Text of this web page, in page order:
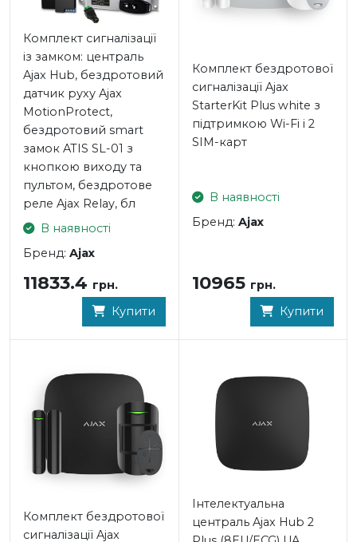
розширюється і вдосконалюється, оновлюється по
повітрю без участі користувачів.
Технічні характеристики централі Ajax Hub 2 Plus
- Макс. кількість підключених пристроїв: 200
- Макс. кількість підключених камер: 100
- Макс. кількість користувачів: 200
- Макс. кількість груп охорони: 25
- Кількість ReX, що підключаються: 5
- Сценаріїв: 64
- Частота бездротових датчиків: протокол Jeweller
(868 МГц)
- Канали зв'язку: 2G (GSM900/DCS1800 (B3/B8)), 3G
(WCDMA 850/900/2100 (B1/B5/B8)), LTE (FDD
B1/B3/B5/B7/B8/B20), Wi-Fi (802.11 b/g/n), Ethernet
- Підтримка датчиків MotionCam: є
- Відправка тривоги: дзвінок, СМС, Push-повідомлення
- Резервний акумулятор: Li-Ion 3 А*год
- Живлення: 110 - 240 В AC
- Споживання: 10 Вт
- Діапазон робочих температур: -10°С ~ + 40°С
- Розміри: 163 x 163 x 36 мм
Встановлення та налаштування Ajax Hub 2 Plus white
Централь готова до роботи «з коробки». Досить
підключити її до Інтернету і електромережі, а потім
відсканувати QR-код за допомогою мобільного
Комплект сигналізації
із замком: централь
Ajax Hub, бездротовий
датчик руху Ajax
MotionProtect,
бездротовий smart
замок ATIS SL-01 з
кнопкою виходу та
пультом, бездротове
реле Ajax Relay, бл
В наявності
Бренд: Ajax
11833.4 грн.
Купити
Комплект бездротової
сигналізації Ajax
StarterKit Plus white з
підтримкою Wi-Fi і 2
SIM-карт
В наявності
Бренд: Ajax
10965 грн.
Купити
Комплект бездротової
сигналізації Ajax
Інтелектуальна
централь Ajax Hub 2